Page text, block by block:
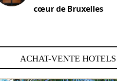
cœur de Bruxelles
ACHAT-VENTE HOTELS